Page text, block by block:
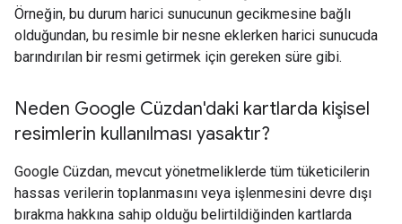
Örneğin, bu durum harici sunucunun gecikmesine bağlı
olduğundan, bu resimle bir nesne eklerken harici sunucuda
barındırılan bir resmi getirmek için gereken süre gibi.
Neden Google Cüzdan'daki kartlarda kişisel
resimlerin kullanılması yasaktır?
Google Cüzdan, mevcut yönetmeliklerde tüm tüketicilerin
hassas verilerin toplanmasını veya işlenmesini devre dışı
bırakma hakkına sahip olduğu belirtildiğinden kartlarda